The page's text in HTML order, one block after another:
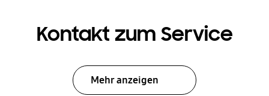
Kontakt zum Service
Mehr anzeigen